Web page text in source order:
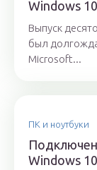
Windows
Выпуск
был
Microsoft...
ПК и ноутбуки
Windows